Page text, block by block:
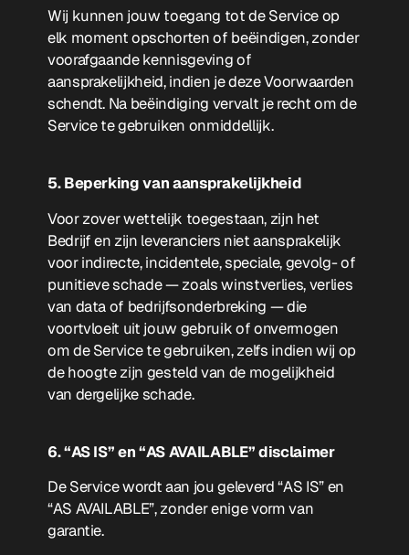
Wij kunnen jouw toegang tot de Service op
elk moment opschorten of beëindigen, zonder
voorafgaande kennisgeving of
aansprakelijkheid, indien je deze Voorwaarden
schendt. Na beëindiging vervalt je recht om de
Service te gebruiken onmiddellijk.
5. Beperking van aansprakelijkheid
Voor zover wettelijk toegestaan, zijn het
Bedrijf en zijn leveranciers niet aansprakelijk
voor indirecte, incidentele, speciale, gevolg- of
punitieve schade — zoals winstverlies, verlies
van data of bedrijfsonderbreking — die
voortvloeit uit jouw gebruik of onvermogen
om de Service te gebruiken, zelfs indien wij op
de hoogte zijn gesteld van de mogelijkheid
van dergelijke schade.
6. “AS IS” en “AS AVAILABLE” disclaimer
De Service wordt aan jou geleverd “AS IS” en
“AS AVAILABLE”, zonder enige vorm van
garantie.